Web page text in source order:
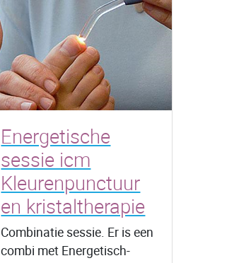
Energetische
sessie icm
Kleurenpunctuur
en kristaltherapie
Combinatie sessie. Er is een
combi met Energetisch-